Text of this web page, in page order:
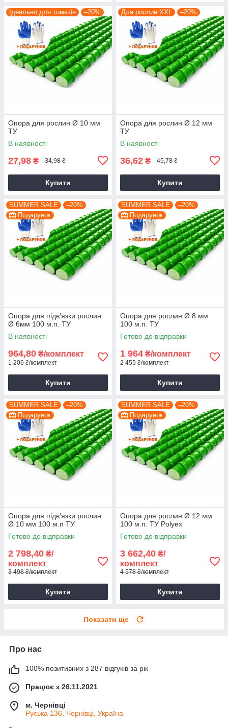
Ідеально для томатів –20%
Опора для рослин Ø 10 мм
ТУ
В наявності
27,98 ₴ 34,98 ₴
Купити
Для рослин XXL –20%
Опора для рослин Ø 12 мм
ТУ
В наявності
36,62 ₴ 45,78 ₴
Купити
SUMMER SALE
–20%
Подарунок
Опора для підв'язки рослин
Ø 6мм 100 м.п. ТУ
В наявності
964,80 ₴/комплект
1 206 ₴/комплект
Купити
SUMMER SALE
–20%
Подарунок
Опора для рослин Ø 8 мм
100 м.п. ТУ
Готово до відправки
1 964 ₴/комплект
2 455 ₴/комплект
Купити
SUMMER SALE
–20%
Подарунок
Опора для підв'язки рослин
Ø 10 мм 100 м.п ТУ
Готово до відправки
2 798,40 ₴/
комплект
3 498 ₴/комплект
Купити
SUMMER SALE
–20%
Подарунок
Опора для рослин Ø 12 мм
100 м.п. ТУ Polyex
Готово до відправки
3 662,40 ₴/
комплект
4 578 ₴/комплект
Купити
Показати ще
Про нас
100% позитивних з 287 відгуків за рік
Працює з 26.11.2021
м. Чернівці
Руська 136, Чернівці, Україна